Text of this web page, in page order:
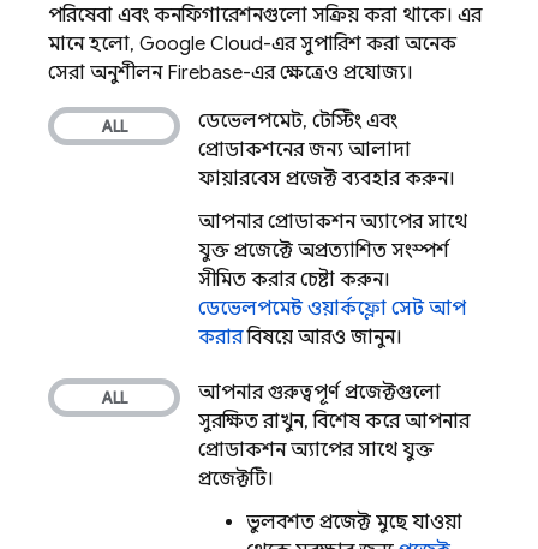
পরিষেবা এবং কনফিগারেশনগুলো সক্রিয় করা থাকে। এর
মানে হলো, Google Cloud-এর সুপারিশ করা অনেক
সেরা অনুশীলন Firebase-এর ক্ষেত্রেও প্রযোজ্য।
ডেভেলপমেন্ট, টেস্টিং এবং
প্রোডাকশনের জন্য আলাদা
ফায়ারবেস প্রজেক্ট ব্যবহার করুন।
আপনার প্রোডাকশন অ্যাপের সাথে
যুক্ত প্রজেক্টে অপ্রত্যাশিত সংস্পর্শ
সীমিত করার চেষ্টা করুন।
ডেভেলপমেন্ট ওয়ার্কফ্লো সেট আপ
করারবিষয়ে আরও জানুন।
আপনার গুরুত্বপূর্ণ প্রজেক্টগুলো
সুরক্ষিত রাখুন, বিশেষ করে আপনার
প্রোডাকশন অ্যাপের সাথে যুক্ত
প্রজেক্টটি।
ভুলবশত প্রজেক্ট মুছে যাওয়া